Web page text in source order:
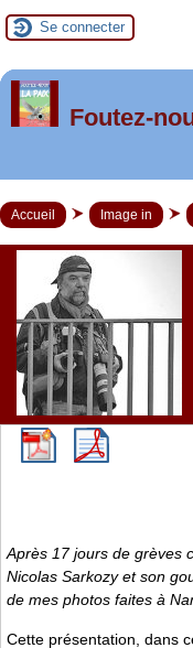
Se connecter
1ermai
Foutez-
Accueil Image in
Après 17 jours de grèves
Nicolas Sarkozy et son
de mes photos faites à
Cette présentation, dans